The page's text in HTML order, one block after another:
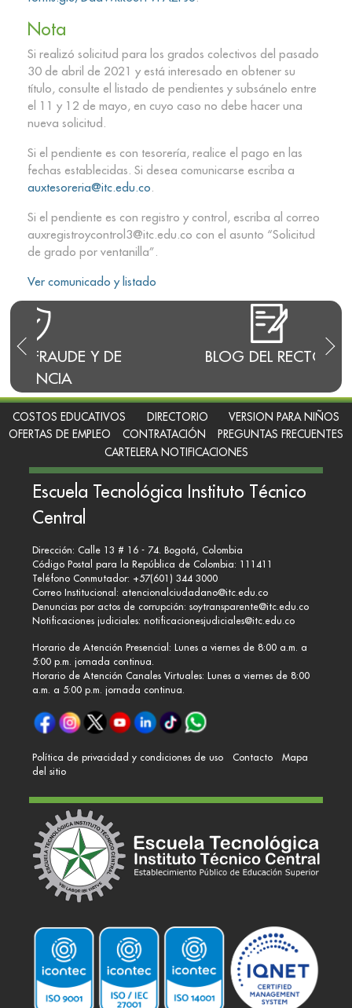
BLOG DEL RECTOR
Nota
Si realizó solicitud para los grados colectivos del pasado
30 de abril de 2021 y está interesado en obtener su
título, consulte el listado de pendientes y subsánelo entre
el 11 y 12 de mayo, en cuyo caso no debe hacer una
nueva solicitud.
Si el pendiente es con tesorería, realice el pago en las
fechas establecidas. Si desea comunicarse escriba a
auxtesoreria@itc.edu.co.
Si el pendiente es con registro y control, escriba al correo
auxregistroycontrol3@itc.edu.co con el asunto “Solicitud
de grado por ventanilla”.
Ver comunicado y listado
COSTOS EDUCATIVOS DIRECTORIO
VERSION PARA NIÑOS
OFERTAS DE EMPLEO
CONTRATACIÓN
PREGUNTAS FRECUENTES
CARTELERA NOTIFICACIONES
Escuela Tecnológica Instituto Técnico
Central
Dirección: Calle 13 # 16 - 74. Bogotá, Colombia
Código Postal para la República de Colombia: 111411
Teléfono Conmutador: +57(601) 344 3000
Correo Institucional: atencionalciudadano@itc.edu.co
Denuncias por actos de corrupción: soytransparente@itc.edu.co
Notificaciones judiciales: notificacionesjudiciales@itc.edu.co
Horario de Atención Presencial: Lunes a viernes de 8:00 a.m. a
5:00 p.m. jornada continua.
Horario de Atención Canales Virtuales: Lunes a viernes de 8:00
a.m. a 5:00 p.m. jornada continua.
Política de privacidad y condiciones de uso Contacto
Mapa
del sitio